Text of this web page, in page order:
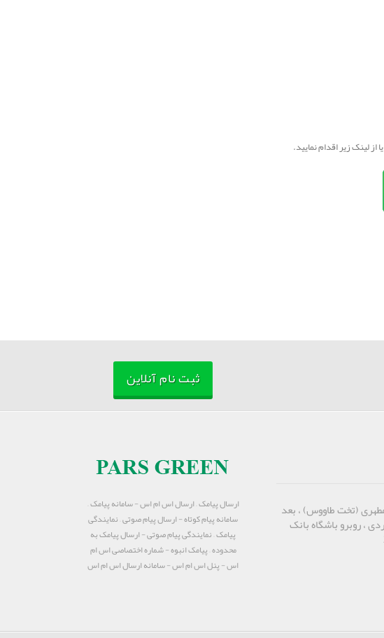
ثبت نام آنلاین
(تخت طاووس) ، بعد
، روبرو باشگاه بانک
ارسال پیامک – ارسال اس ام اس - سامانه پیامک –
سامانه پیام کوتاه - ارسال پیام صوتی – نمایندگی
پیامک – نمایندگی پیام صوتی - ارسال پیامک به
محدوده – پیامک انبوه - شماره اختصاصی اس ام
اس - پنل اس ام اس - سامانه ارسال اس ام اس